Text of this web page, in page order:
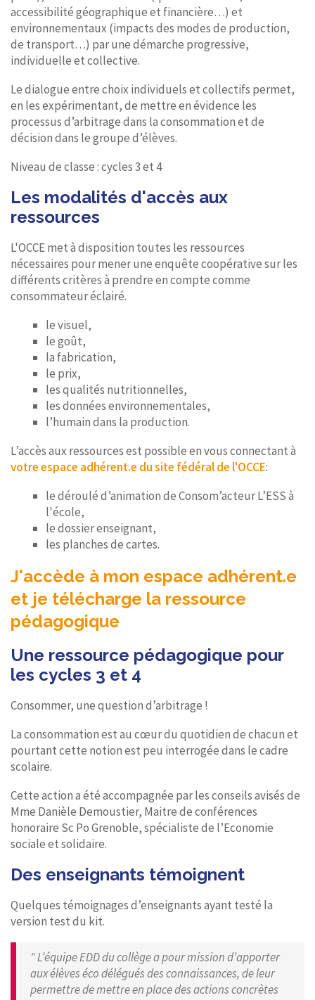
accessibilité géographique et financière…) et
environnementaux (impacts des modes de production,
de transport…) par une démarche progressive,
individuelle et collective.
Le dialogue entre choix individuels et collectifs permet,
en les expérimentant, de mettre en évidence les
processus d’arbitrage dans la consommation et de
décision dans le groupe d’élèves.
Niveau de classe : cycles 3 et 4
Les modalités d'accès aux
ressources
L'OCCE met à disposition toutes les ressources
nécessaires pour mener une enquête coopérative sur les
différents critères à prendre en compte comme
consommateur éclairé.
le visuel,
le goût,
la fabrication,
le prix,
les qualités nutritionnelles,
les données environnementales,
l’humain dans la production.
L’accès aux ressources est possible en vous connectant à
votre espace adhérent.e du site fédéral de l'OCCE:
le déroulé d’animation de Consom’acteur L’ESS à
l'école,
le dossier enseignant,
les planches de cartes.
J'accède à mon espace adhérent.e
et je télécharge la ressource
pédagogique
Une ressource pédagogique pour
les cycles 3 et 4
Consommer, une question d’arbitrage !
La consommation est au cœur du quotidien de chacun et
pourtant cette notion est peu interrogée dans le cadre
scolaire.
Cette action a été accompagnée par les conseils avisés de
Mme Danièle Demoustier, Maitre de conférences
honoraire Sc Po Grenoble, spécialiste de l’Economie
sociale et solidaire.
Des enseignants témoignent
Quelques témoignages d’enseignants ayant testé la
version test du kit.
" L’équipe EDD du collège a pour mission d’apporter
aux élèves éco délégués des connaissances, de leur
permettre de mettre en place des actions concrètes